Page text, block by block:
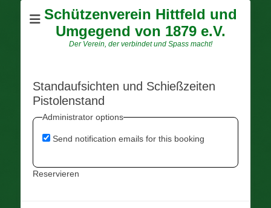
Schützenverein Hittfeld und
Umgegend von 1879 e.V.
Der Verein, der verbindet und Spass macht!
Standaufsichten und Schießzeiten
Pistolenstand
Administrator options
Send notification emails for this booking
Reservieren